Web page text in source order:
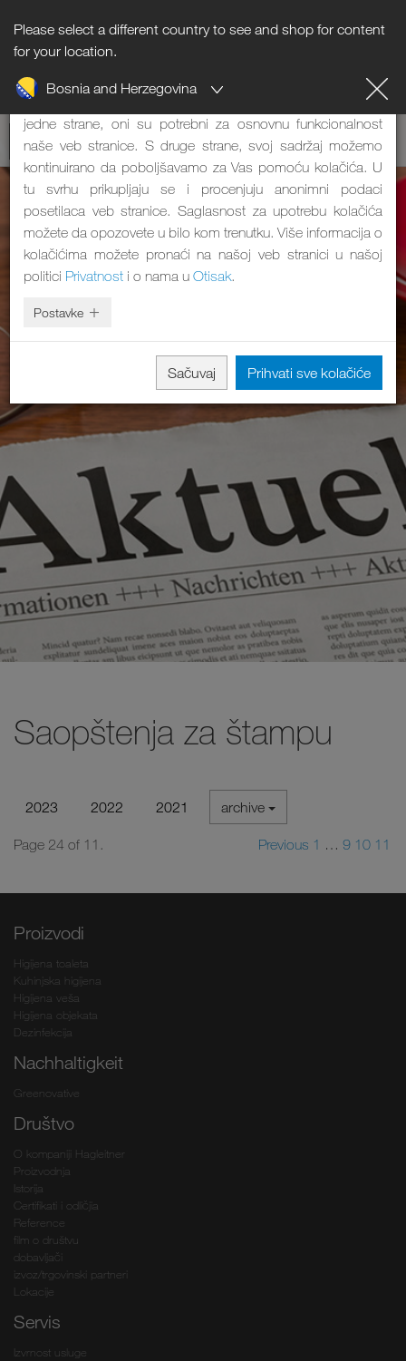
Please select a different country to see and shop for content
for your location.
Bosnia and Herzegovina
Saopštenja za štampu
2023 2022 2021 archive
Page 24 of 11. Previous 1 … 9 10 11
Proizvodi
Higijena toaleta
Kuhinjska higijena
Higijena veša
Higijena objekata
Dezinfekcija
Nachhaltigkeit
Greenovative
Društvo
O kompaniji Hagleitner
Proizvodnja
Istorija
Certifikati i odličjia
Reference
film o društvu
dobavljači
izvoz/trgovinski partneri
Lokacije
Servis
Izvrnost usluge
Napomena o kolačićima
Naša veb stranica koristi kolačiće. Oni imaju dve funkcije: S
jedne strane, oni su potrebni za osnovnu funkcionalnost
naše veb stranice. S druge strane, svoj sadržaj možemo
kontinuirano da poboljšavamo za Vas pomoću kolačića. U
tu svrhu prikupljaju se i procenjuju anonimni podaci
posetilaca veb stranice. Saglasnost za upotrebu kolačića
možete da opozovete u bilo kom trenutku. Više informacija o
kolačićima možete pronaći na našoj veb stranici u našoj
politici Privatnost i o nama u Otisak.
Postavke
Sačuvaj Prihvati sve kolačiće